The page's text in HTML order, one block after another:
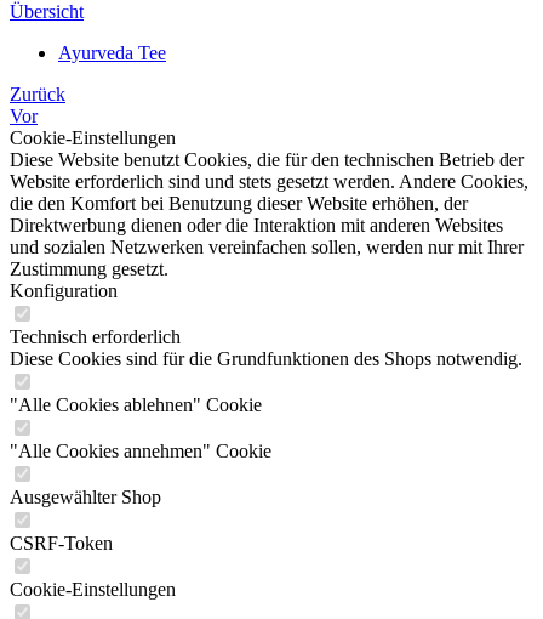
Übersicht
Ayurveda Tee
Zurück
Vor
Cookie-Einstellungen
Diese Website benutzt Cookies, die für den technischen Betrieb der
Website erforderlich sind und stets gesetzt werden. Andere Cookies,
die den Komfort bei Benutzung dieser Website erhöhen, der
Direktwerbung dienen oder die Interaktion mit anderen Websites
und sozialen Netzwerken vereinfachen sollen, werden nur mit Ihrer
Zustimmung gesetzt.
Konfiguration
Technisch erforderlich
Diese Cookies sind für die Grundfunktionen des Shops notwendig.
"Alle Cookies ablehnen" Cookie
"Alle Cookies annehmen" Cookie
Ausgewählter Shop
CSRF-Token
Cookie-Einstellungen